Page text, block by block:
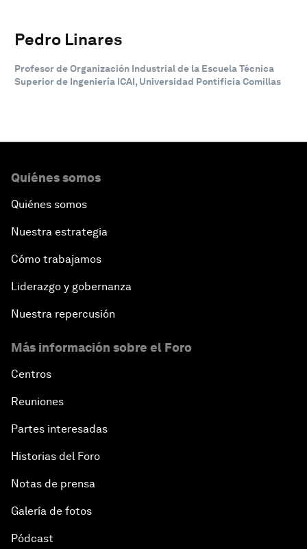
Pedro Linares
Profesor de Organización Industrial de la Escuela Técnica
Superior de Ingeniería ICAI, Universidad Pontificia Comillas
Quiénes somos
Quiénes somos
Nuestra estrategia
Cómo trabajamos
Liderazgo y gobernanza
Nuestra repercusión
Más información sobre el Foro
Centros
Reuniones
Partes interesadas
Historias del Foro
Notas de prensa
Galería de fotos
Pódcast